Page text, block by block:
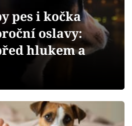
pes i kočka
oslavy:
hlukem a